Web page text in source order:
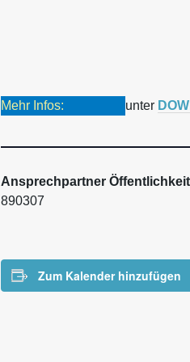
Mehr Infos: unter
Ansprechpartner
890307
Zum Kalender hinzufügen